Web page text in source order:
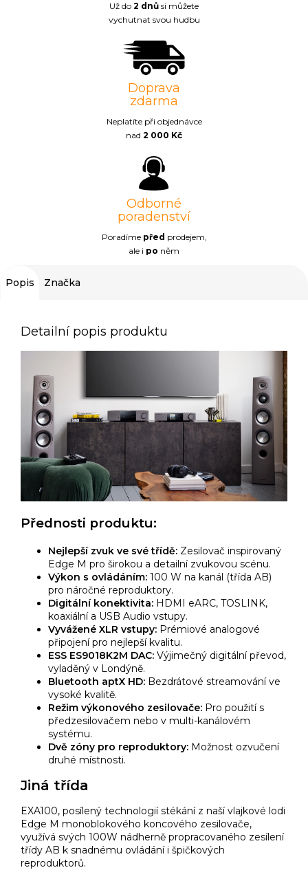
Už do 2 dnů si můžete
vychutnat svou hudbu
Doprava
zdarma
Neplatíte při objednávce
nad 2 000 Kč
Odborné
poradenství
Poradíme před prodejem,
ale i po něm
Popis Značka
Detailní popis produktu
Přednosti produktu:
Nejlepší zvuk ve své třídě: Zesilovač inspirovaný
Edge M pro širokou a detailní zvukovou scénu.
Výkon s ovládáním: 100 W na kanál (třída AB)
pro náročné reproduktory.
Digitální konektivita: HDMI eARC, TOSLINK,
koaxiální a USB Audio vstupy.
Vyvážené XLR vstupy: Prémiové analogové
připojení pro nejlepší kvalitu.
ESS ES9018K2M DAC: Výjimečný digitální převod,
vyladěný v Londýně.
Bluetooth aptX HD: Bezdrátové streamování ve
vysoké kvalitě.
Režim výkonového zesilovače: Pro použití s
předzesilovačem nebo v multi-kanálovém
systému.
Dvě zóny pro reproduktory: Možnost ozvučení
druhé místnosti.
Jiná třída
EXA100, posílený technologií stékání z naší vlajkové lodi
Edge M monoblokového koncového zesilovače,
využívá svých 100W nádherně propracovaného zesílení
třídy AB k snadnému ovládání i špičkových
reproduktorů.